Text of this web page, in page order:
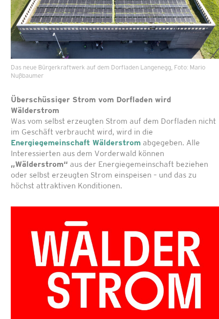
Das neue Bürgerkraftwerk auf dem Dorfladen Langenegg, Foto: Mario
Nußbaumer
Überschüssiger Strom vom Dorfladen wird
Wälderstrom
Was vom selbst erzeugten Strom auf dem Dorf­laden nicht
im Geschäft verbraucht wird, wird in die
Energiegemeinschaft Wälderstrom abge­geben. Alle
Interessierten aus dem Vorderwald können
„Wälderstrom“ aus der Energiegemein­schaft beziehen
oder selbst erzeugten Strom einspeisen – und das zu
höchst attraktiven Kon­ditionen.